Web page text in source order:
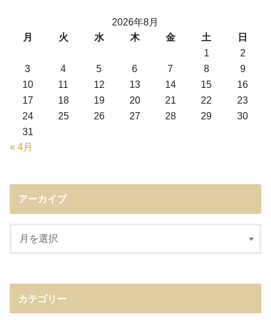
2026年8月
月
火 水 木 金 土
日
1
2
3
4 5 6 7 8
9
10
11 12 13 14 15
16
17
18 19 20 21 22
23
24
25 26 27 28 29
30
31
« 4月
アーカイブ
カテゴリー